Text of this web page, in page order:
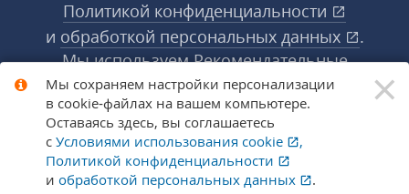
Политикой конфиденциальности
и обработкой персональных данных
.
Мы используем Рекомендательные
технологии, их правила применения доступны
по ссылке
. Подробнее
© 1998-2026 «1С‑Рарус» ®. Все права
защищены.
×
Мы сохраняем настройки персонализации
в cookie‑файлах на вашем компьютере.
Оставаясь здесь, вы соглашаетесь
с Условиями использования cookie
,
Политикой конфиденциальности
и обработкой персональных данных
.